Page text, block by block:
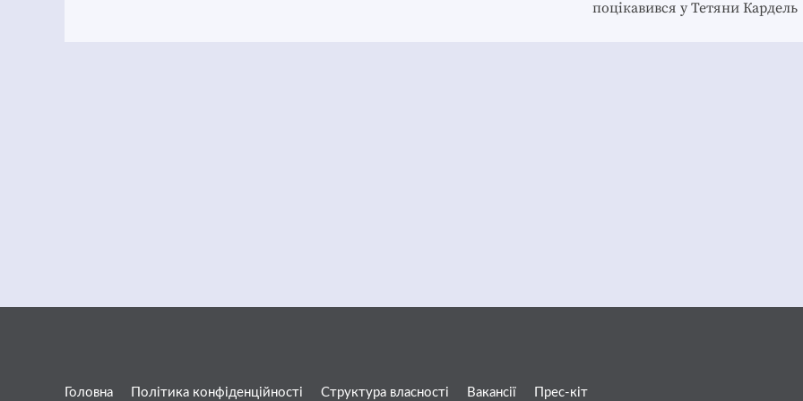
поцікавився у Тетяни Кардель
Головна Політика конфіденційності Структура власності Вакансії Прес-кіт